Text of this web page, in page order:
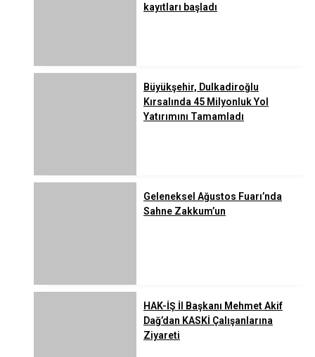
kayıtları başladı
Büyükşehir, Dulkadiroğlu
Kırsalında 45 Milyonluk Yol
Yatırımını Tamamladı
Geleneksel Ağustos Fuarı’nda
Sahne Zakkum’un
HAK-İŞ İl Başkanı Mehmet Akif
Dağ’dan KASKİ Çalışanlarına
Ziyareti